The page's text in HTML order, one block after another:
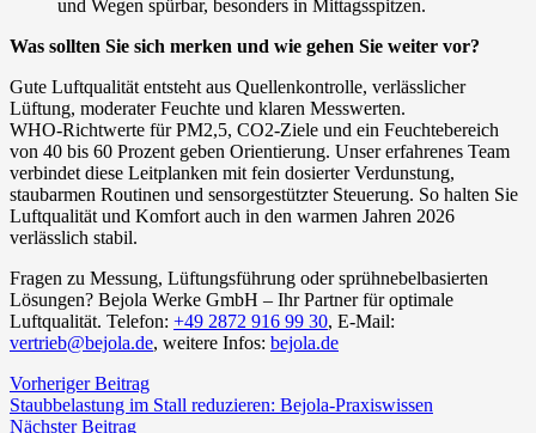
und Wegen spürbar, besonders in Mittagsspitzen.
Was sollten Sie sich merken und wie gehen Sie weiter vor?
Gute Luftqualität entsteht aus Quellenkontrolle, verlässlicher
Lüftung, moderater Feuchte und klaren Messwerten.
WHO‑Richtwerte für PM2,5, CO2‑Ziele und ein Feuchtebereich
von 40 bis 60 Prozent geben Orientierung. Unser erfahrenes Team
verbindet diese Leitplanken mit fein dosierter Verdunstung,
staubarmen Routinen und sensorgestützter Steuerung. So halten Sie
Luftqualität und Komfort auch in den warmen Jahren 2026
verlässlich stabil.
Fragen zu Messung, Lüftungsführung oder sprühnebelbasierten
Lösungen? Bejola Werke GmbH – Ihr Partner für optimale
Luftqualität. Telefon: +49 2872 916 99 30, E‑Mail:
vertrieb@bejola.de, weitere Infos: bejola.de
Vorheriger Beitrag
Staubbelastung im Stall reduzieren: Bejola-Praxiswissen
Nächster Beitrag